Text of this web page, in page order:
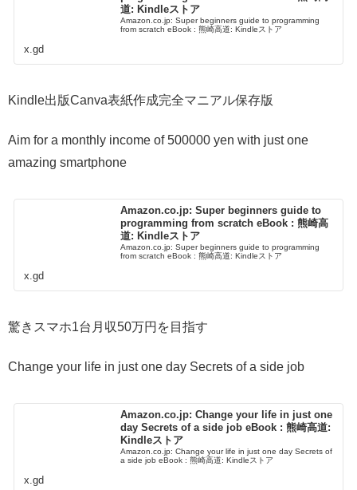
道: Kindleストア
Amazon.co.jp: Super beginners guide to programming
from scratch eBook : 熊崎高道: Kindleストア
x.gd
Kindle出版Canva表紙作成完全マニアル保存版
Aim for a monthly income of 500000 yen with just one
amazing smartphone
Amazon.co.jp: Super beginners guide to
programming from scratch eBook : 熊崎高
道: Kindleストア
Amazon.co.jp: Super beginners guide to programming
from scratch eBook : 熊崎高道: Kindleストア
x.gd
驚きスマホ1台月収50万円を目指す
Change your life in just one day Secrets of a side job
Amazon.co.jp: Change your life in just one
day Secrets of a side job eBook : 熊崎高道:
Kindleストア
Amazon.co.jp: Change your life in just one day Secrets of
a side job eBook : 熊崎高道: Kindleストア
x.gd